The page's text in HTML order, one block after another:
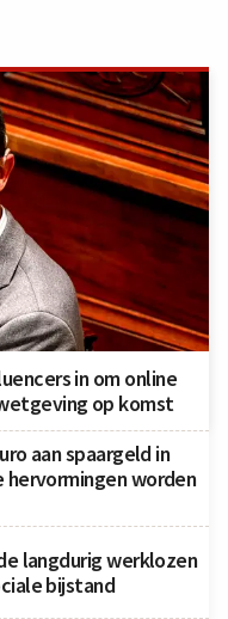
in om online
op komst
aan spaargeld in
hervormingen worden
langdurig werklozen
bijstand